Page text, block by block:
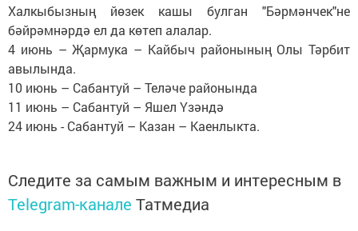
Халкыбызның йөзек кашы булган "Бәрмәнчек"не
бәйрәмнәрдә ел да көтеп алалар.
4 июнь – Җармука – Кайбыч районының Олы Тәрбит
авылында.
10 июнь – Сабантуй – Теләче районында
11 июнь – Сабантуй – Яшел Үзәндә
24 июнь - Сабантуй – Казан – Каенлыкта.
Следите за самым важным и интересным в
Telegram-канале Татмедиа